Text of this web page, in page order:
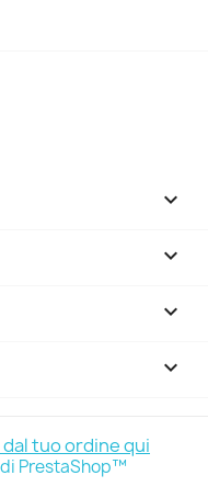


keyboard_arrow_down

tuo ordine qui
PrestaShop™